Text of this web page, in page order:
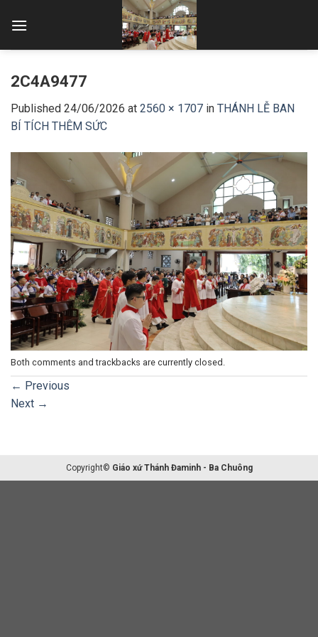
2C4A9477
Published 24/06/2026 at 2560 × 1707 in THÁNH LỄ BAN
BÍ TÍCH THÊM SỨC
Both comments and trackbacks are currently closed.
← Previous
Next →
Copyright© Giáo xứ Thánh Đaminh - Ba Chuông